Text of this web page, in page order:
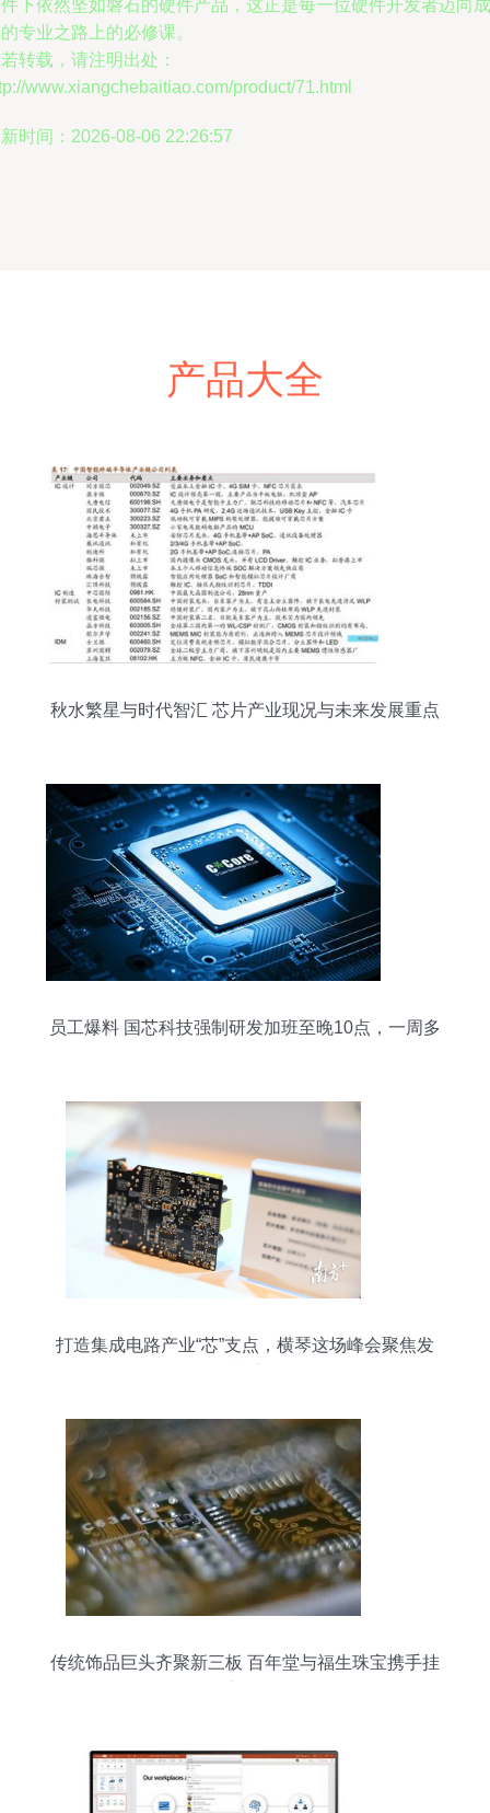
下依然坚如磐石的硬件产品，这正是每一位硬件开发者迈向成
专业之路上的必修课。
转载，请注明出处：
www.xiangchebaitiao.com/product/71.html
时间：2026-08-06 22:26:57
产品大全
秋水繁星与时代智汇 芯片产业现况与未来发展重点
员工爆料 国芯科技强制研发加班至晚10点，一周多
打造集成电路产业“芯”支点，横琴这场峰会聚焦发
传统饰品巨头齐聚新三板 百年堂与福生珠宝携手挂